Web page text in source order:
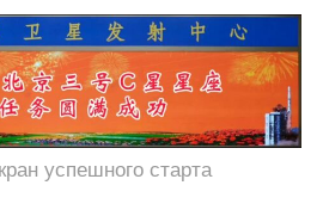
успешного старта